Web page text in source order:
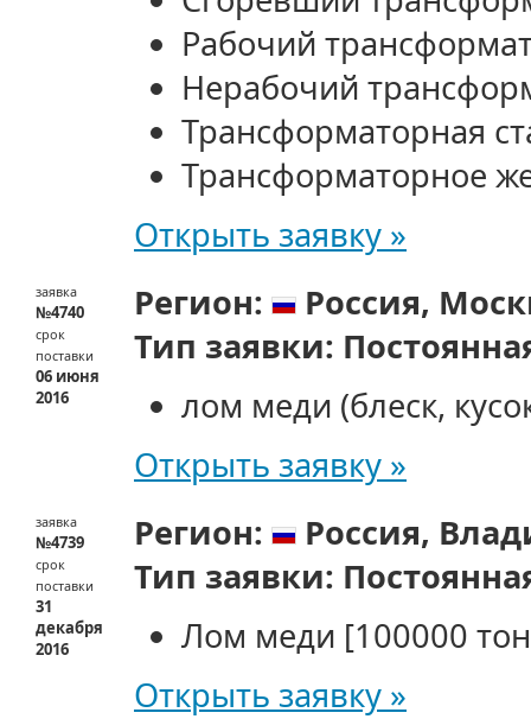
Рабочий
Нерабочий
Трансформаторная
Трансформаторное
Открыть заявку »
заявка
№4740
срок
поставки
06 июня
2016
Регион: Россия,
Тип заявки:
лом меди (блеск,
Открыть заявку »
заявка
№4739
срок
поставки
31
декабря
2016
Регион: Россия,
Тип заявки:
Лом меди [100000
Открыть заявку »